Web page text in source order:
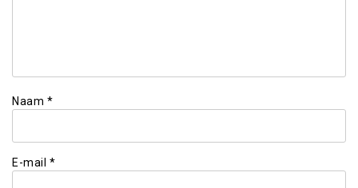
Naam *
E-mail *